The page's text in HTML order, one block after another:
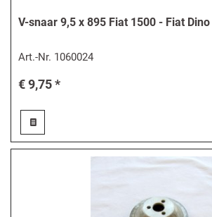
V-snaar 9,5 x 895 Fiat 1500 - Fiat Dino
Art.-Nr. 1060024
€ 9,75 *